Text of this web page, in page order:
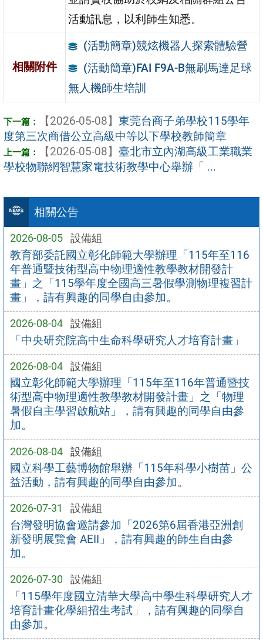
相關公告
2026-08-05 設備組
教育部委託國立彰化師範大學辦理「115年至116
年普通暨技術型高中物理適性教學教材開發計
畫」之「115學年度全國高三暑假學測物理複習計
畫」，請有興趣的同學自由參加。
2026-08-04 設備組
「中央研究院高中生命科學研究人才培育計畫」
2026-08-04 設備組
國立彰化師範大學辦理「115年至116年普通暨技
術型高中物理適性教學教材開發計畫」之「物理
暑假自主學習啟航站」，請有興趣的同學自由參
加。
2026-08-04 設備組
國立科學工藝博物館舉辦「115年科學小樹苗」公
益活動，請有興趣的同學自由參加。
2026-07-31 設備組
台灣發明協會邀請參加「2026第6屆香港亞洲創
新發明展覽會 AEII」，請有興趣的師生自由參
加。
2026-07-30 設備組
「115學年度國立清華大學高中學生科學研究人才
培育計畫化學組招生考試」，請有興趣的同學自
由參加。
活動訊息，以利師生知悉。
相關附件
(活動簡章)競炫機器人探索體驗營
(活動簡章)FAI F9A-B無刷馬達足球
無人機師生培訓
【2026-05-08】 東莞台商子弟學校115學年
度第三次商借公立高級中等以下學校教師簡章
【2026-05-08】 臺北市立內湖高級工業職業
學校物聯網智慧家電技術教學中心舉辦「 ...